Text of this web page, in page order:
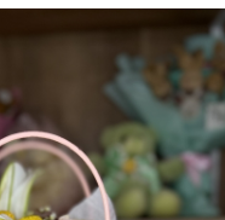
60 СМ
60 СМ